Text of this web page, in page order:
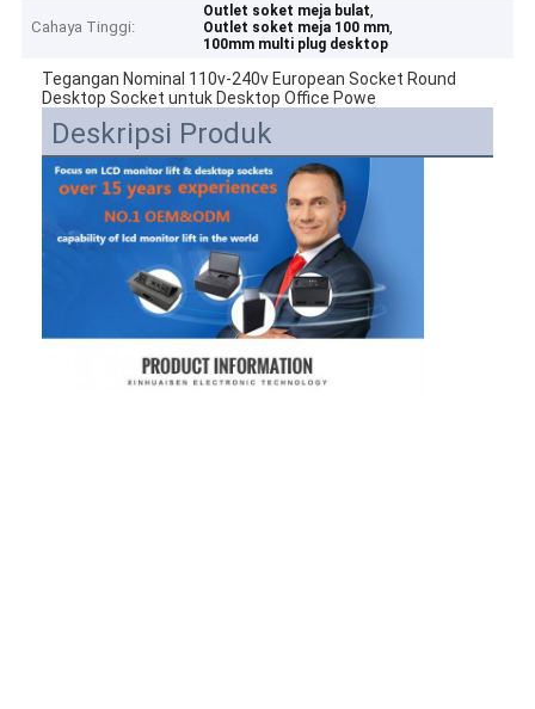
Cahaya Tinggi:
Outlet soket meja bulat,
Outlet soket meja 100 mm,
100mm multi plug desktop
Tegangan Nominal 110v-240v European Socket Round
Desktop Socket untuk Desktop Office Powe
Deskripsi Produk